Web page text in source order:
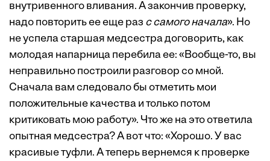
внутривенного вливания. А закончив проверку,
надо повторить ее еще раз с самого начала». Но
не успела старшая медсестра договорить, как
молодая напарница перебила ее: «Вообще-то, вы
неправильно построили разговор со мной.
Сначала вам следовало бы отметить мои
положительные качества и только потом
критиковать мою работу». Что же на это ответила
опытная медсестра? А вот что: «Хорошо. У вас
красивые туфли. А теперь вернемся к проверке